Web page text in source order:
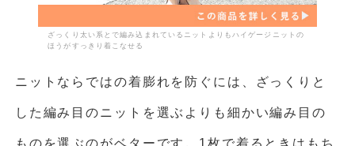
ざっくり太い系とで編み込まれているニットよりもハイゲージニットの
ほうがすっきり着こなせる
ニットならではの着膨れを防ぐには、ざっくりと
した編み目のニットを選ぶよりも細かい編み目の